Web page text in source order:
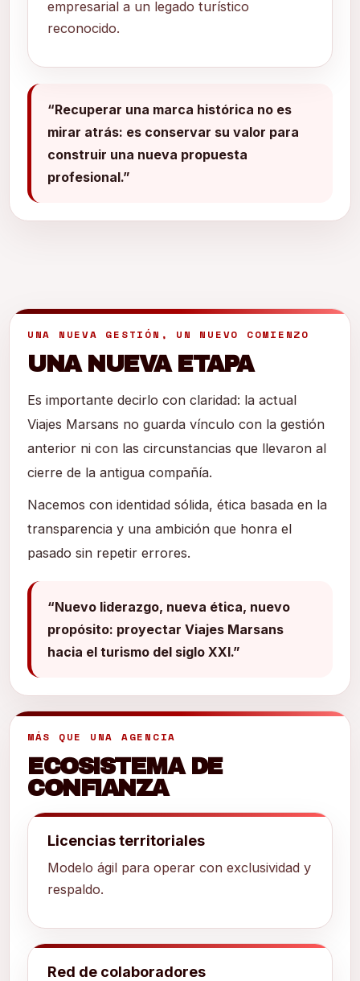
empresarial a un legado turístico
reconocido.
“Recuperar una marca histórica no es
mirar atrás: es conservar su valor para
construir una nueva propuesta
profesional.”
UNA NUEVA GESTIÓN, UN NUEVO COMIENZO
UNA NUEVA ETAPA
Es importante decirlo con claridad: la actual
Viajes Marsans no guarda vínculo con la gestión
anterior ni con las circunstancias que llevaron al
cierre de la antigua compañía.
Nacemos con identidad sólida, ética basada en la
transparencia y una ambición que honra el
pasado sin repetir errores.
“Nuevo liderazgo, nueva ética, nuevo
propósito: proyectar Viajes Marsans
hacia el turismo del siglo XXI.”
MÁS QUE UNA AGENCIA
ECOSISTEMA DE
CONFIANZA
Licencias territoriales
Modelo ágil para operar con exclusividad y
respaldo.
Red de colaboradores